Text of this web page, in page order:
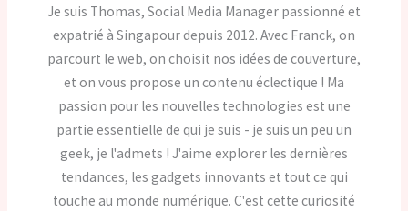
Je suis Thomas, Social Media Manager passionné et
expatrié à Singapour depuis 2012. Avec Franck, on
parcourt le web, on choisit nos idées de couverture,
et on vous propose un contenu éclectique ! Ma
passion pour les nouvelles technologies est une
partie essentielle de qui je suis - je suis un peu un
geek, je l'admets ! J'aime explorer les dernières
tendances, les gadgets innovants et tout ce qui
touche au monde numérique. C'est cette curiosité